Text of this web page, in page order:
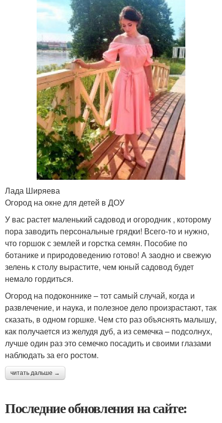
Лада Ширяева
Огород на окне для детей в ДОУ
У вас растет маленький садовод и огородник , которому
пора заводить персональные грядки! Всего-то и нужно,
что горшок с землей и горстка семян. Пособие по
ботанике и природоведению готово! А заодно и свежую
зелень к столу вырастите, чем юный садовод будет
немало гордиться.
Огород на подоконнике – тот самый случай, когда и
развлечение, и наука, и полезное дело произрастают, так
сказать, в одном горшке. Чем сто раз объяснять малышу,
как получается из желудя дуб, а из семечка – подсолнух,
лучше один раз это семечко посадить и своими глазами
наблюдать за его ростом.
читать дальше →
Последние обновления на сайте: